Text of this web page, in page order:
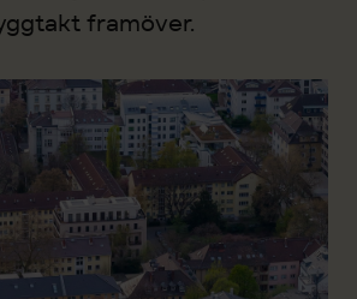
framöver.